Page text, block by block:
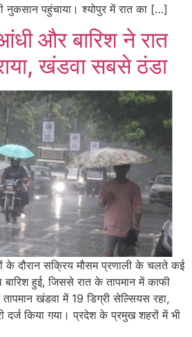
नुकसान पहुंचाया। श्योपुर में रात का […]
और बारिश ने रात
खंडवा सबसे ठंडा
के दौरान सक्रिय मौसम प्रणाली के चलते कई
हुई, जिससे रात के तापमान में काफी
खंडवा में 19 डिग्री सेल्सियस रहा,
दर्ज किया गया। प्रदेश के प्रमुख शहरों में भी